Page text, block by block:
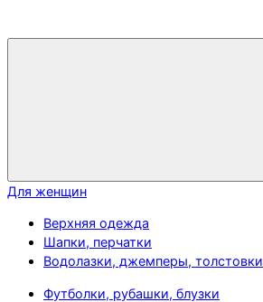
Для женщин
Верхняя одежда
Шапки, перчатки
Водолазки, джемперы, толстовки
Футболки, рубашки, блузки